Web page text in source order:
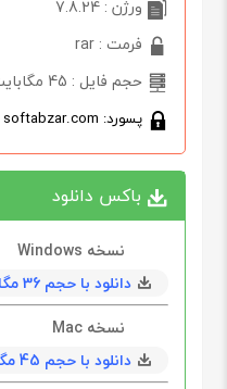
ورژن : 7.8.24
فرمت : rar
حجم فایل : 45 مگابایت
پسورد: softabzar.com
باکس دانلود
نسخه Windows
دانلود با حجم 36 مگابایت به همراه keygen
نسخه Mac
دانلود با حجم 45 مگابايت